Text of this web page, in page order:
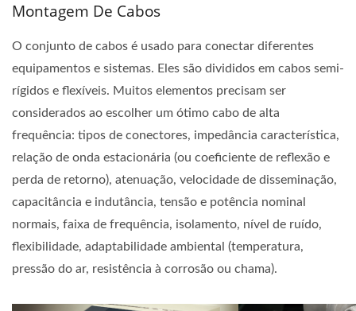
Montagem De Cabos
O conjunto de cabos é usado para conectar diferentes
equipamentos e sistemas. Eles são divididos em cabos semi-
rígidos e flexíveis. Muitos elementos precisam ser
considerados ao escolher um ótimo cabo de alta
frequência: tipos de conectores, impedância característica,
relação de onda estacionária (ou coeficiente de reflexão e
perda de retorno), atenuação, velocidade de disseminação,
capacitância e indutância, tensão e potência nominal
normais, faixa de frequência, isolamento, nível de ruído,
flexibilidade, adaptabilidade ambiental (temperatura,
pressão do ar, resistência à corrosão ou chama).